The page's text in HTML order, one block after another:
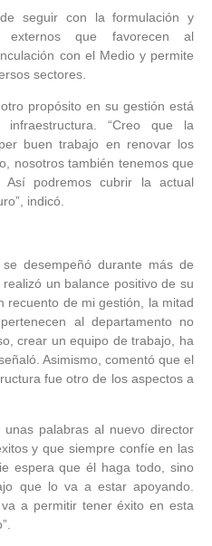
seguir con la formulación y
externos que favorecen al
con el Medio y permite
sectores.
propósito en su gestión está
“Creo que la
buen trabajo en renovar los
nosotros también tenemos que
Así podremos cubrir la actual
indicó.
desempeñó durante más de
un balance positivo de su
recuento de mi gestión, la mitad
al departamento no
crear un equipo de trabajo, ha
Asimismo, comentó que el
fue otro de los aspectos a
palabras al nuevo director
y que siempre confíe en las
espera que él haga todo, sino
que lo va a estar apoyando.
a permitir tener éxito en esta